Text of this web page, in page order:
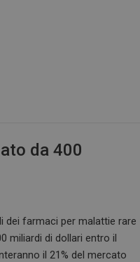
da 400
dei farmaci per malattie rare
miliardi di dollari entro il
il 21% del mercato